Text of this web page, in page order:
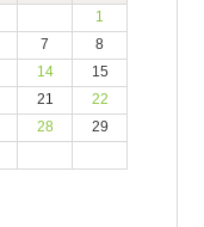
1
7
8
14
15
21
22
28
29